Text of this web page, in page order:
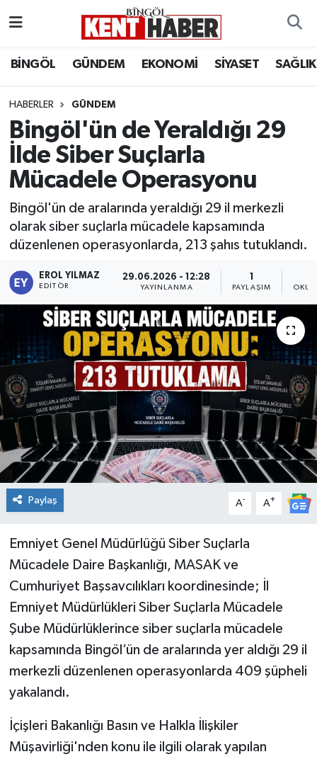
BİNGÖL GÜNDEM EKONOMİ SİYASET SAĞLIK
HABERLER GÜNDEM
Bingöl'ün de Yeraldığı 29
İlde Siber Suçlarla
Mücadele Operasyonu
Bingöl'ün de aralarında yeraldığı 29 il merkezli
olarak siber suçlarla mücadele kapsamında
düzenlenen operasyonlarda, 213 şahıs tutuklandı.
EROL YILMAZ
EDITÖR
29.06.2026 - 12:28
YAYINLANMA PAYLAŞIM
Paylaş A- A+
Emniyet Genel Müdürlüğü Siber Suçlarla
Mücadele Daire Başkanlığı, MASAK ve
Cumhuriyet Başsavcılıkları koordinesinde; İl
Emniyet Müdürlükleri Siber Suçlarla Mücadele
Şube Müdürlüklerince siber suçlarla mücadele
kapsamında Bingöl’ün de aralarında yer aldığı 29 il
merkezli düzenlenen operasyonlarda 409 şüpheli
yakalandı.
İçişleri Bakanlığı Basın ve Halkla İlişkiler
Müşavirliği'nden konu ile ilgili olarak yapılan
BİLİM-TEKNOLOJİ
DÜNYA
EĞİTİM
GENÇ
GÜNDEM
KARLIOVA
KİĞI
MERKEZ
RESMİ İLANLAR
SAĞLIK
SİYASET
SPOR
YAYLADERE
YEDİSU
Bingöl Hava Durumu
Bingöl Namaz Vakitleri
Bingöl Trafik Yoğunluk Haritası
Tüm Manşetler
Son Dakika Haberleri
Haber Arşivi